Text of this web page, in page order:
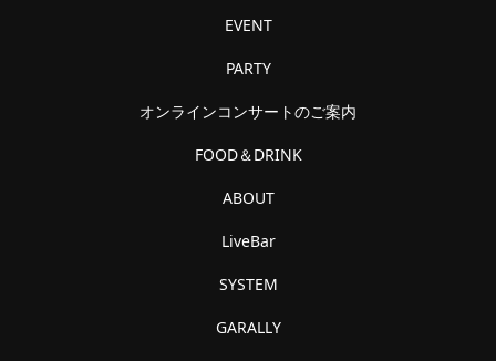
EVENT
PARTY
オンラインコンサートのご案内
FOOD＆DRINK
ABOUT
LiveBar
SYSTEM
GARALLY